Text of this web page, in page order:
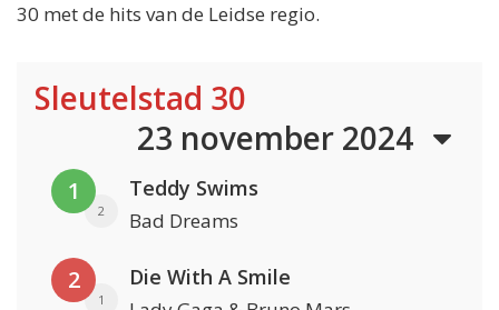
30 met de hits van de Leidse regio.
Sleutelstad 30
23 november 2024
1
2
Teddy Swims
Bad Dreams
2
1
Die With A Smile